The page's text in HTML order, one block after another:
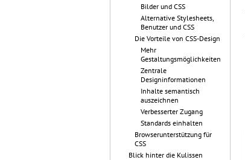
Bilder und CSS
Alternative Stylesheets,
Benutzer und CSS
Die Vorteile von CSS-Design
Mehr
Gestaltungsmöglichkeiten
Zentrale
Designinformationen
Inhalte semantisch
auszeichnen
Verbesserter Zugang
Standards einhalten
Browserunterstützung für
CSS
Blick hinter die Kulissen